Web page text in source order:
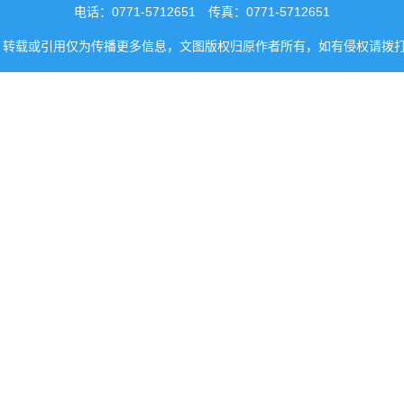
电话：0771-5712651 传真：0771-5712651
载或引用仅为传播更多信息，文图版权归原作者所有，如有侵权请拨